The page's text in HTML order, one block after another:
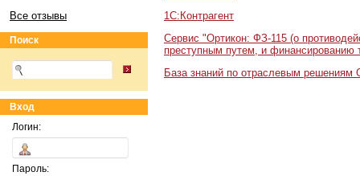
Все отзывы
Поиск
Вход
Логин:
Пароль:
1С:Контрагент
Сервис "Ортикон: ФЗ-115 (о
преступным путем, и финансированию
База знаний по отраслевым решениям